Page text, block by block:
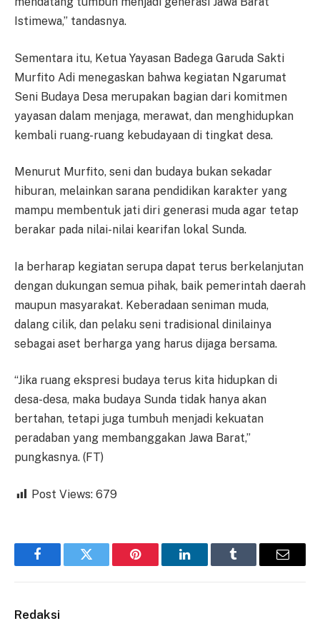
Istimewa,” tandasnya.
Sementara itu, Ketua Yayasan Badega Garuda Sakti
Murfito Adi menegaskan bahwa kegiatan Ngarumat
Seni Budaya Desa merupakan bagian dari komitmen
yayasan dalam menjaga, merawat, dan menghidupkan
kembali ruang-ruang kebudayaan di tingkat desa.
Menurut Murfito, seni dan budaya bukan sekadar
hiburan, melainkan sarana pendidikan karakter yang
mampu membentuk jati diri generasi muda agar tetap
berakar pada nilai-nilai kearifan lokal Sunda.
Ia berharap kegiatan serupa dapat terus berkelanjutan
dengan dukungan semua pihak, baik pemerintah daerah
maupun masyarakat. Keberadaan seniman muda,
dalang cilik, dan pelaku seni tradisional dinilainya
sebagai aset berharga yang harus dijaga bersama.
“Jika ruang ekspresi budaya terus kita hidupkan di
desa-desa, maka budaya Sunda tidak hanya akan
bertahan, tetapi juga tumbuh menjadi kekuatan
peradaban yang membanggakan Jawa Barat,”
pungkasnya. (FT)
Post Views: 679
FacebookTwitter Pinterest LinkedInTumblr Email
Redaksi